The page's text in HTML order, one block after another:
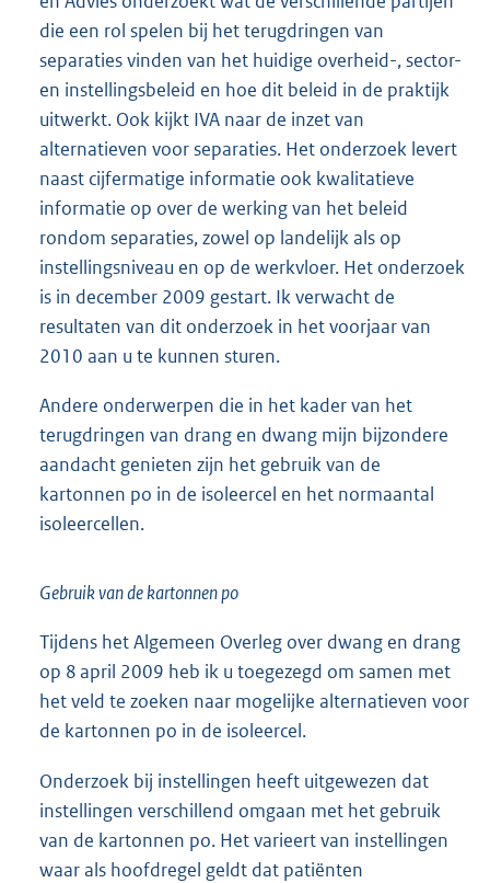
die een rol spelen bij het terugdringen van
separaties vinden van het huidige overheid-, sector-
en instellingsbeleid en hoe dit beleid in de praktijk
uitwerkt. Ook kijkt IVA naar de inzet van
alternatieven voor separaties. Het onderzoek levert
naast cijfermatige informatie ook kwalitatieve
informatie op over de werking van het beleid
rondom separaties, zowel op landelijk als op
instellingsniveau en op de werkvloer. Het onderzoek
is in december 2009 gestart. Ik verwacht de
resultaten van dit onderzoek in het voorjaar van
2010 aan u te kunnen sturen.
Andere onderwerpen die in het kader van het
terugdringen van drang en dwang mijn bijzondere
aandacht genieten zijn het gebruik van de
kartonnen po in de isoleercel en het normaantal
isoleercellen.
Gebruik van de kartonnen po
Tijdens het Algemeen Overleg over dwang en drang
op 8 april 2009 heb ik u toegezegd om samen met
het veld te zoeken naar mogelijke alternatieven voor
de kartonnen po in de isoleercel.
Onderzoek bij instellingen heeft uitgewezen dat
instellingen verschillend omgaan met het gebruik
van de kartonnen po. Het varieert van instellingen
waar als hoofdregel geldt dat patiënten